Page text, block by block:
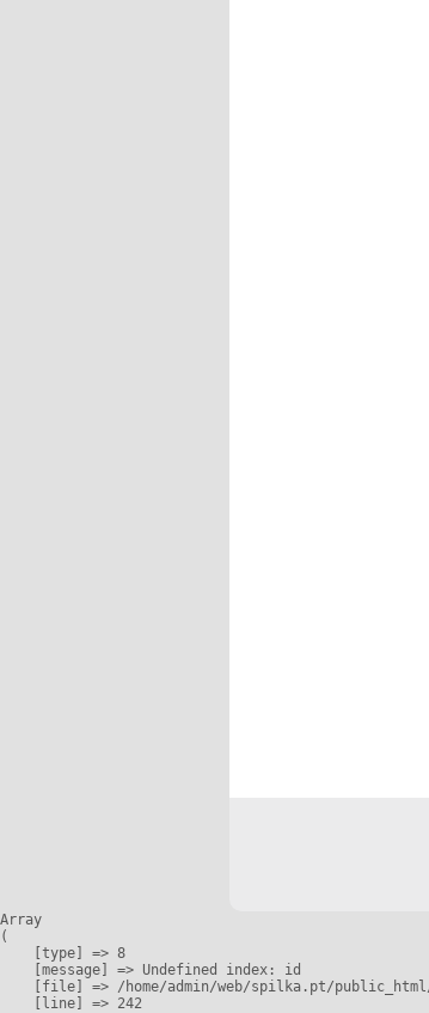
Array
(
    [type] => 8
    [message] => Undefined index: id
[file] => /home/admin/web/spilka.pt/
    [line] => 242